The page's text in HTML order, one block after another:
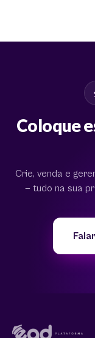
Coloque
Crie, venda e
— tudo na sua